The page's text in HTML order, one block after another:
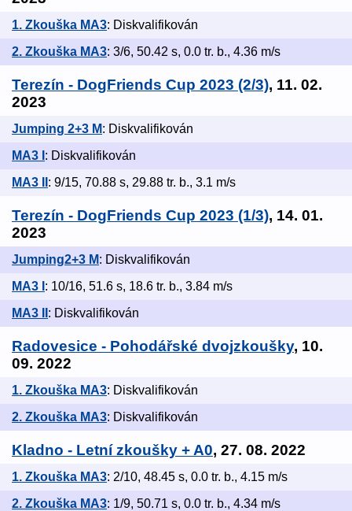
1. Zkouška MA3: Diskvalifikován
2. Zkouška MA3: 3/6, 50.42 s, 0.0 tr. b., 4.36 m/s
Terezín - DogFriends Cup 2023 (2/3), 11. 02.
2023
Jumping 2+3 M: Diskvalifikován
MA3 I : Diskvalifikován
MA3 II : 9/15, 70.88 s, 29.88 tr. b., 3.1 m/s
Terezín - DogFriends Cup 2023 (1/3), 14. 01.
2023
Jumping2+3 M: Diskvalifikován
MA3 I : 10/16, 51.6 s, 18.6 tr. b., 3.84 m/s
MA3 II : Diskvalifikován
Radovesice - Pohodářské dvojzkoušky, 10.
09. 2022
1. Zkouška MA3: Diskvalifikován
2. Zkouška MA3: Diskvalifikován
Kladno - Letní zkoušky + A0, 27. 08. 2022
1. Zkouška MA3: 2/10, 48.45 s, 0.0 tr. b., 4.15 m/s
2. Zkouška MA3: 1/9, 50.71 s, 0.0 tr. b., 4.34 m/s